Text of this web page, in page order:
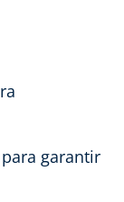
garantir